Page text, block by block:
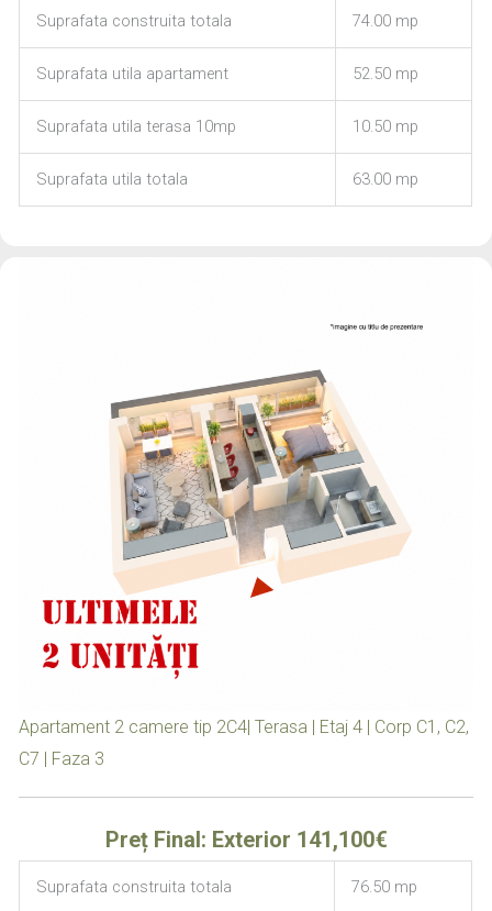
Suprafata construita totala 74.00 mp
Suprafata utila apartament 52.50 mp
Suprafata utila terasa 10mp 10.50 mp
Suprafata utila totala 63.00 mp
Apartament 2 camere tip 2C4| Terasa | Etaj 4 | Corp C1, C2,
C7 | Faza 3
Preț Final: Exterior 141,100€
Suprafata construita totala 76.50 mp